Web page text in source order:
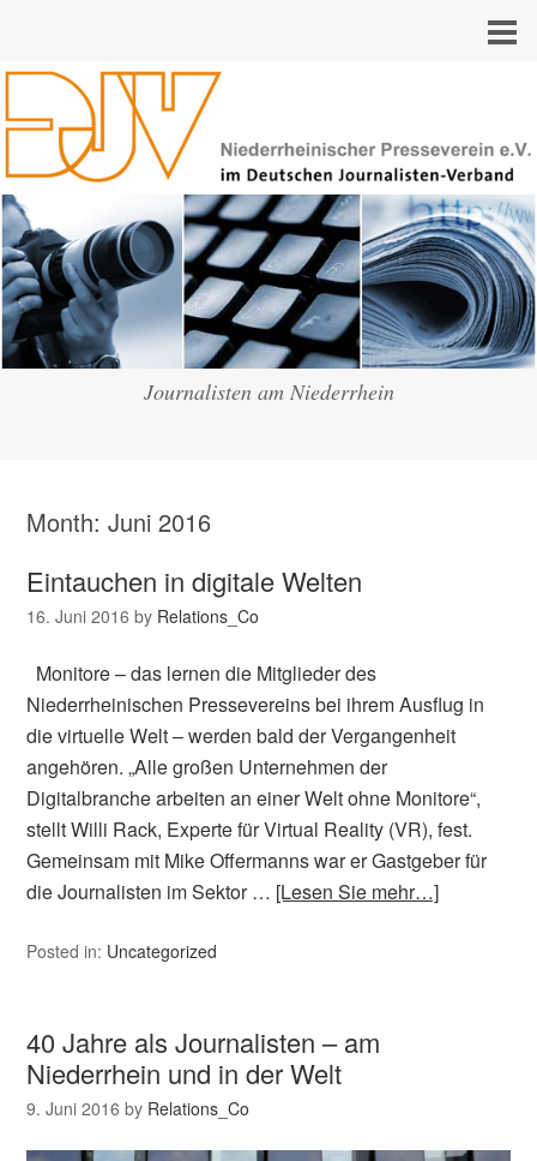
Journalisten am Niederrhein
Month:Juni 2016
Eintauchen in digitale Welten
16. Juni 2016 by Relations_Co
Monitore – das lernen die Mitglieder des
Niederrheinischen Pressevereins bei ihrem Ausflug in
die virtuelle Welt – werden bald der Vergangenheit
angehören. „Alle großen Unternehmen der
Digitalbranche arbeiten an einer Welt ohne Monitore“,
stellt Willi Rack, Experte für Virtual Reality (VR), fest.
Gemeinsam mit Mike Offermanns war er Gastgeber für
die Journalisten im Sektor … [Lesen Sie mehr…]
Posted in: Uncategorized
40 Jahre als Journalisten – am
Niederrhein und in der Welt
9. Juni 2016 by Relations_Co